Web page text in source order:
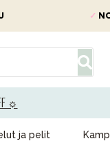
✓
☼
ja pelit